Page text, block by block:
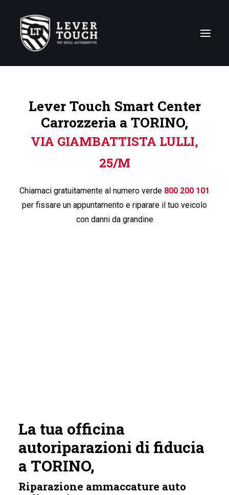
Linee di servizio
Carrozzerie
Chi siamo
Lever Touch Smart Center
Carrozzeria a TORINO,
VIA GIAMBATTISTA LULLI,
25/M
Chiamaci gratuitamente al numero verde 800 200 101
per fissare un appuntamento e riparare il tuo veicolo
con danni da grandine
La tua officina
autoriparazioni di fiducia
a TORINO,
Riparazione ammaccature auto